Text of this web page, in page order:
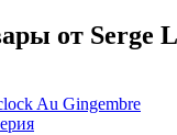
от Serge
Au Gingembre